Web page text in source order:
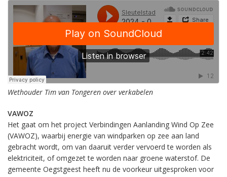
Wethouder Tim van Tongeren over verkabelen
VAWOZ
Het gaat om het project Verbindingen Aanlanding Wind Op Zee
(VAWOZ), waarbij energie van windparken op zee aan land
gebracht wordt, om van daaruit verder vervoerd te worden als
elektriciteit, of omgezet te worden naar groene waterstof. De
gemeente Oegstgeest heeft nu de voorkeur uitgesproken voor